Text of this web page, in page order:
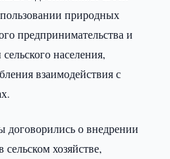
природных
предпринимательства и
населения,
взаимодействия с
договорились о внедрении
хозяйстве,